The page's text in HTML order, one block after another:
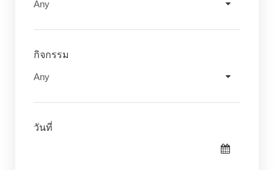
กิจกรรม
วันที่